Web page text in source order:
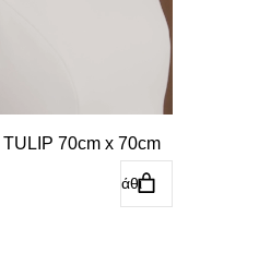
TULIP 70cm x 70cm
Προσθήκη στο καλάθι